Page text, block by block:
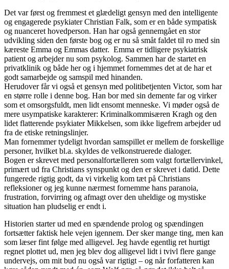
Det var først og fremmest et glædeligt gensyn med den intelligente
og engagerede psykiater Christian Falk, som er en både sympatisk
og nuanceret hovedperson. Han har også gennemgået en stor
udvikling siden den første bog og er nu så småt faldet til ro med sin
kæreste Emma og Emmas datter. Emma er tidligere psykiatrisk
patient og arbejder nu som psykolog. Sammen har de startet en
privatklinik og både her og i hjemmet fornemmes det at de har et
godt samarbejde og samspil med hinanden.
Herudover får vi også et gensyn med politibetjenten Victor, som har
en større rolle i denne bog. Han bor med sin demente far og virker
som et omsorgsfuldt, men lidt ensomt menneske. Vi møder også de
mere usympatiske karakterer: Kriminalkommisæren Kragh og den
lidet flatterende psykiater Mikkelsen, som ikke ligefrem arbejder ud
fra de etiske retningslinjer.
Man fornemmer tydeligt hvordan samspillet er mellem de forskellige
personer, hvilket bl.a. skyldes de velkonstruerede dialoger.
Bogen er skrevet med personalfortælleren som valgt fortællervinkel,
primært ud fra Christians synspunkt og den er skrevet i datid. Dette
fungerede rigtig godt, da vi virkelig kom tæt på Christians
refleksioner og jeg kunne nærmest fornemme hans paranoia,
frustration, forvirring og afmagt over den uheldige og mystiske
situation han pludselig er endt i.
Historien starter ud med en spændende prolog og spændingen
fortsætter faktisk hele vejen igennem. Der sker mange ting, men kan
som læser fint følge med alligevel. Jeg havde egentlig ret hurtigt
regnet plottet ud, men jeg blev dog alligevel lidt i tvivl flere gange
undervejs, om mit bud nu også var rigtigt – og når forfatteren kan